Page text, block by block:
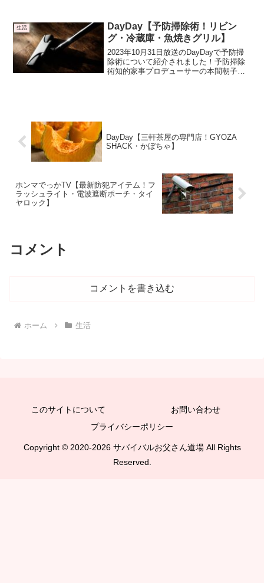
ング付キッチンハサミ DH-2064 BKT-
R3...
生活
DayDay【予防掃除術！リビン
グ・冷蔵庫・魚焼きグリル】
2023年10月31日放送のDayDayで予防掃
除術について紹介されました！予防掃除
術知的家事プロデューサーの本間朝子さ
DayDay【三軒茶屋の専門店！GYOZA
SHACK・かぼちゃ】
ホンマでっかTV【最新防犯アイテム！フ
ラッシュライト・電波遮断ポーチ・タイ
ヤロック】
コメント
コメントを書き込む
ホーム 生活
このサイトについて
お問い合わせ
プライバシーポリシー
Copyright © 2020-2026 サバイバルお父さん道場 All Rights
Reserved.